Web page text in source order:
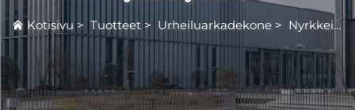
Kotisivu > Tuotteet > Urheiluarkadekone > Nyrkkeily kone